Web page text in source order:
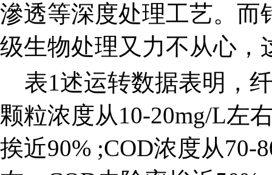
滲透等深度处理工艺。而
级生物处理又力不从心，
表1述运转数据表明，
颗粒浓度从10-20mg/L左
挨近90% ;COD浓度从70-